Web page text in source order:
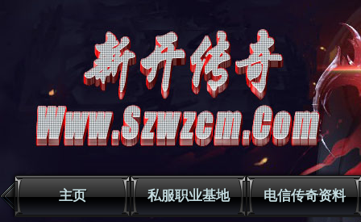
主页 私服职业基地 电信传奇资料